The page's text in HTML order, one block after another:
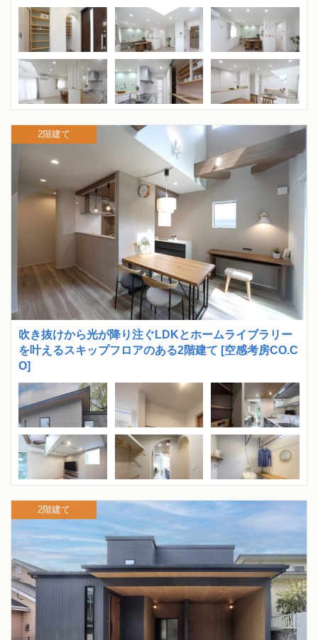
吹き抜けから光が降り注ぐLDKとホームライブラリー
を叶えるスキップフロアのある2階建て [空感考房CO.C
O]
2階建て
2階建て